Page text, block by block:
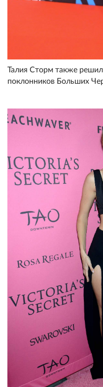
Талия Сторм также
поклонников Больших